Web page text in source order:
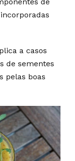
de
a casos
de sementes
pelas boas